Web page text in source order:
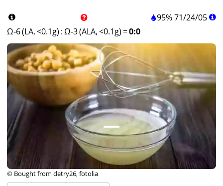
95%71/24/05
Ω-6 (LA, <0.1g) :Ω-3 (ALA, <0.1g) =0:0
© Bought from detry26, fotolia